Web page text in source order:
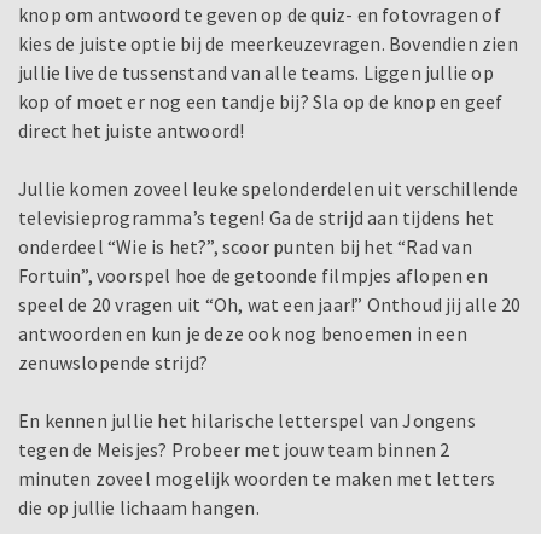
knop om antwoord te geven op de quiz- en fotovragen of
kies de juiste optie bij de meerkeuzevragen. Bovendien zien
jullie live de tussenstand van alle teams. Liggen jullie op
kop of moet er nog een tandje bij? Sla op de knop en geef
direct het juiste antwoord!
Jullie komen zoveel leuke spelonderdelen uit verschillende
televisieprogramma’s tegen! Ga de strijd aan tijdens het
onderdeel “Wie is het?”, scoor punten bij het “Rad van
Fortuin”, voorspel hoe de getoonde filmpjes aflopen en
speel de 20 vragen uit “Oh, wat een jaar!” Onthoud jij alle 20
antwoorden en kun je deze ook nog benoemen in een
zenuwslopende strijd?
En kennen jullie het hilarische letterspel van Jongens
tegen de Meisjes? Probeer met jouw team binnen 2
minuten zoveel mogelijk woorden te maken met letters
die op jullie lichaam hangen.